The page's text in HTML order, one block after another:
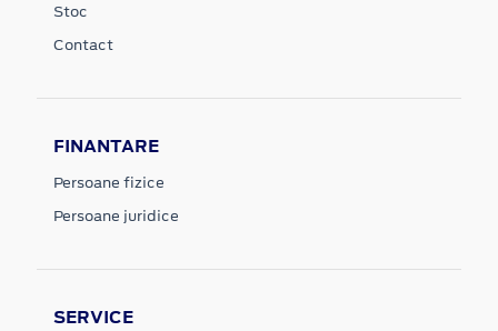
Stoc
Contact
FINANTARE
Persoane fizice
Persoane juridice
SERVICE